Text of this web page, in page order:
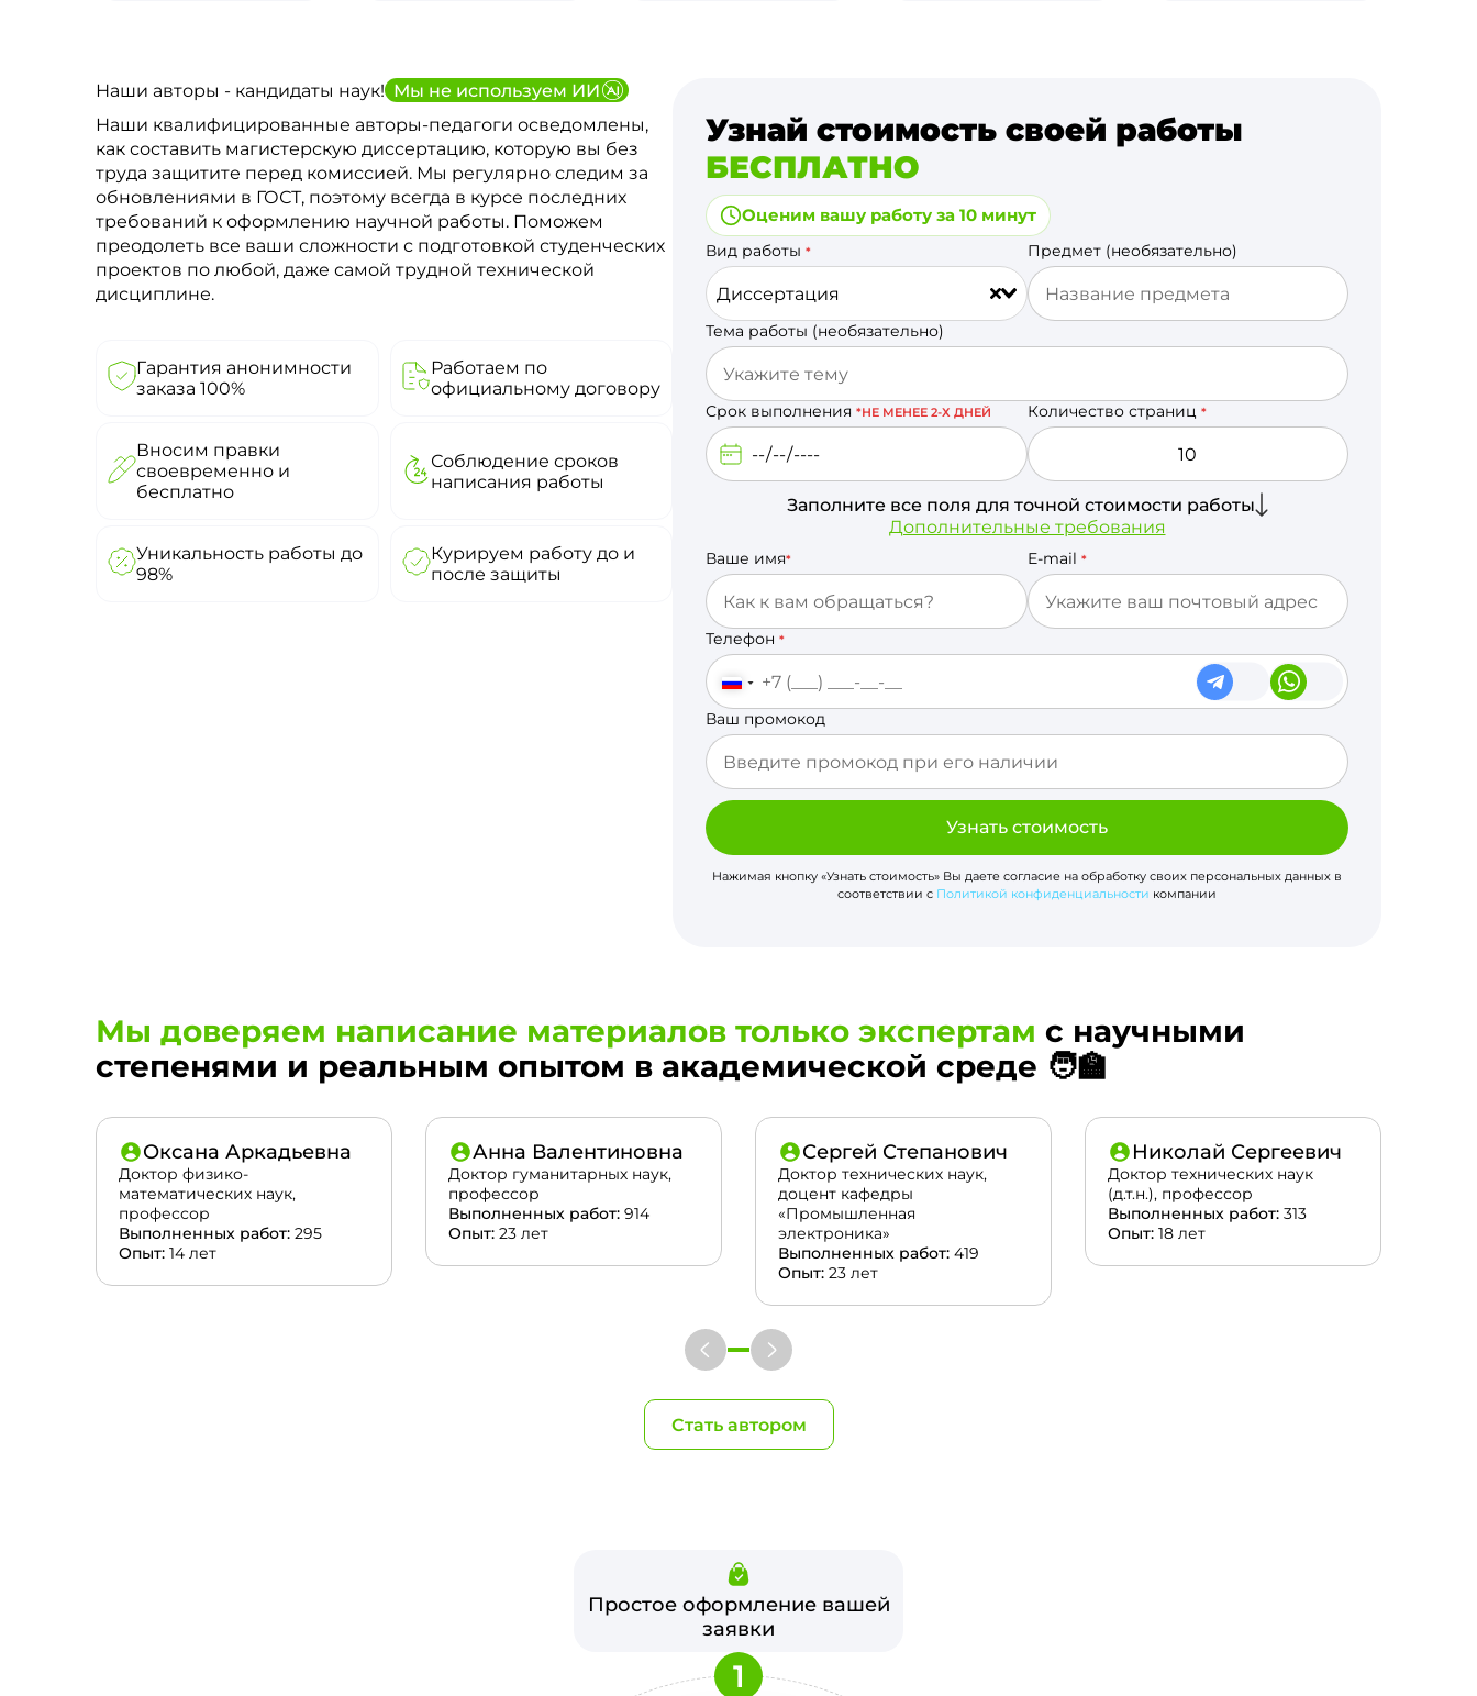
Наши авторы - кандидаты наук! Мы не используем ИИ
Наши квалифицированные авторы-педагоги осведомлены,
как составить магистерскую диссертацию, которую вы без
труда защитите перед комиссией. Мы регулярно следим за
обновлениями в ГОСТ, поэтому всегда в курсе последних
требований к оформлению научной работы. Поможем
преодолеть все ваши сложности с подготовкой студенческих
проектов по любой, даже самой трудной технической
дисциплине.
Гарантия анонимности
заказа 100%
Работаем по
официальному договору
Вносим правки
своевременно и
бесплатно
Соблюдение сроков
написания работы
Уникальность работы до
98%
Курируем работу до и
после защиты
Узнай стоимость своей работы
БЕСПЛАТНО
Оценим вашу работу за 10 минут
Вид работы *
Диссертация
Предмет (необязательно)
Тема работы (необязательно)
Срок выполнения *НЕ МЕНЕЕ 2-Х ДНЕЙ Количество страниц *
Заполните все поля для точной стоимости работы
Дополнительные требования
Ваше имя* E-mail *
Телефон *
Ваш промокод
Узнать стоимость
Нажимая кнопку «Узнать стоимость» Вы даете согласие на обработку своих персональных данных в
соответствии с Политикой конфиденциальности компании
Мы доверяем написание материалов только экспертам с научными
степенями и реальным опытом в академической среде 🧑‍🏫
Оксана Аркадьевна
Доктор физико-
математических наук,
профессор
Выполненных работ: 295
Опыт: 14 лет
Анна Валентиновна
Доктор гуманитарных наук,
профессор
Выполненных работ: 914
Опыт: 23 лет
Сергей Степанович
Доктор технических наук,
доцент кафедры
«Промышленная
электроника»
Выполненных работ: 419
Опыт: 23 лет
Николай Сергеевич
Доктор технических наук
(д.т.н.), профессор
Выполненных работ: 313
Опыт: 18 лет
Стать автором
Простое оформление вашей
заявки
1